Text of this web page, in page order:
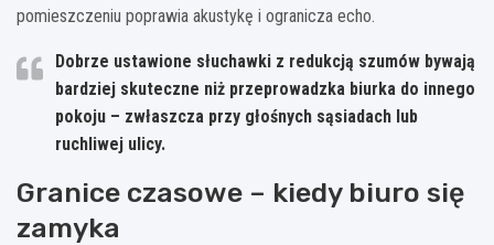
pomieszczeniu poprawia akustykę i ogranicza echo.
Dobrze ustawione słuchawki z redukcją szumów bywają
bardziej skuteczne niż przeprowadzka biurka do innego
pokoju – zwłaszcza przy głośnych sąsiadach lub
ruchliwej ulicy.
Granice czasowe – kiedy biuro się
zamyka